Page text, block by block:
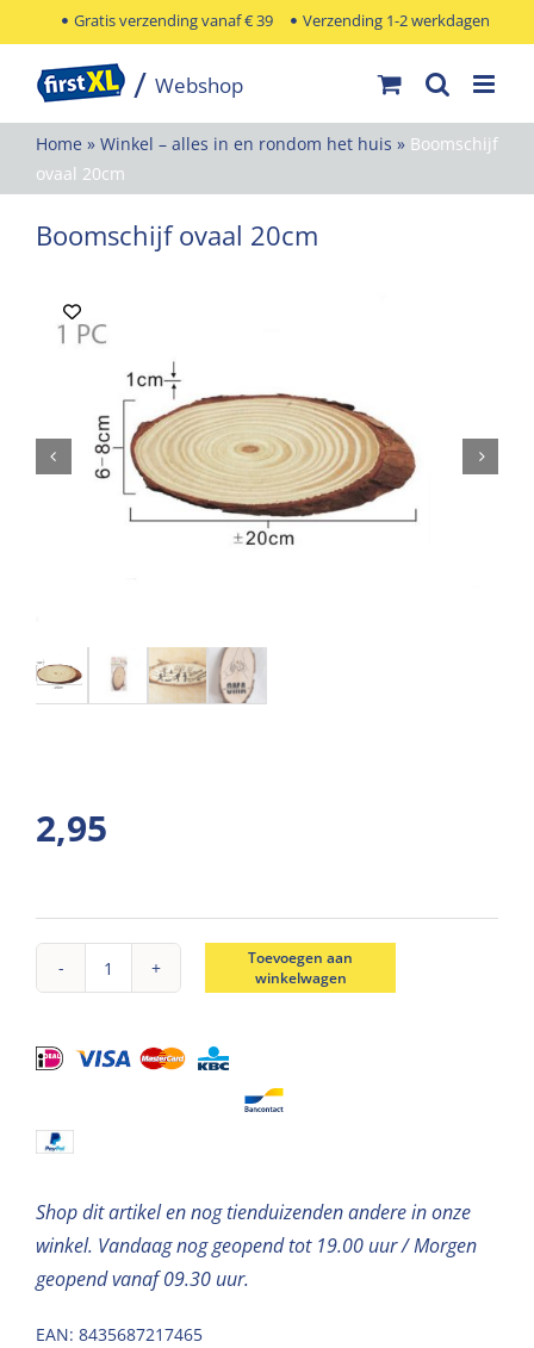
naar
inhoud
Gratis verzending vanaf € 39 Verzending 1-2 werkdagen
Home » Winkel – alles in en rondom het huis » Boomschijf
ovaal 20cm
Boomschijf ovaal 20cm
2,95
Boomschijf
20cm
Toevoegen aan
winkelwagen
Shop dit artikel en nog tienduizenden andere in onze
winkel. Vandaag nog geopend tot 19.00 uur / Morgen
geopend vanaf 09.30 uur.
EAN: 8435687217465